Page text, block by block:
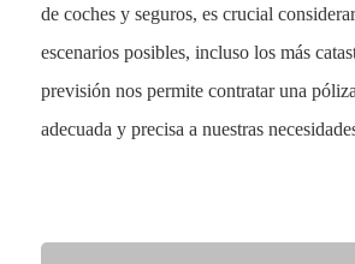
de coches y seguros, es crucial
escenarios posibles, incluso los más
previsión nos permite contratar una
adecuada y precisa a nuestras